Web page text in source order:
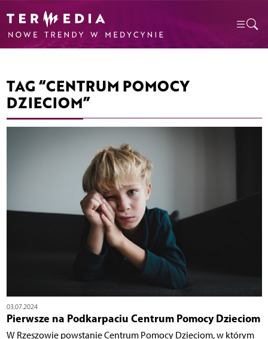
TAG “CENTRUM POMOCY
DZIECIOM”
03.07.2024
Pierwsze na Podkarpaciu Centrum Pomocy Dzieciom
W Rzeszowie powstanie Centrum Pomocy Dzieciom, w którym